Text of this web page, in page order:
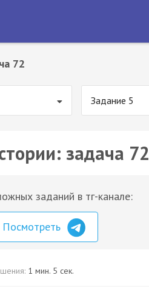
72
Задание 5
задача 72
заданий в тг-канале:
Посмотреть
1 мин. 5 сек.